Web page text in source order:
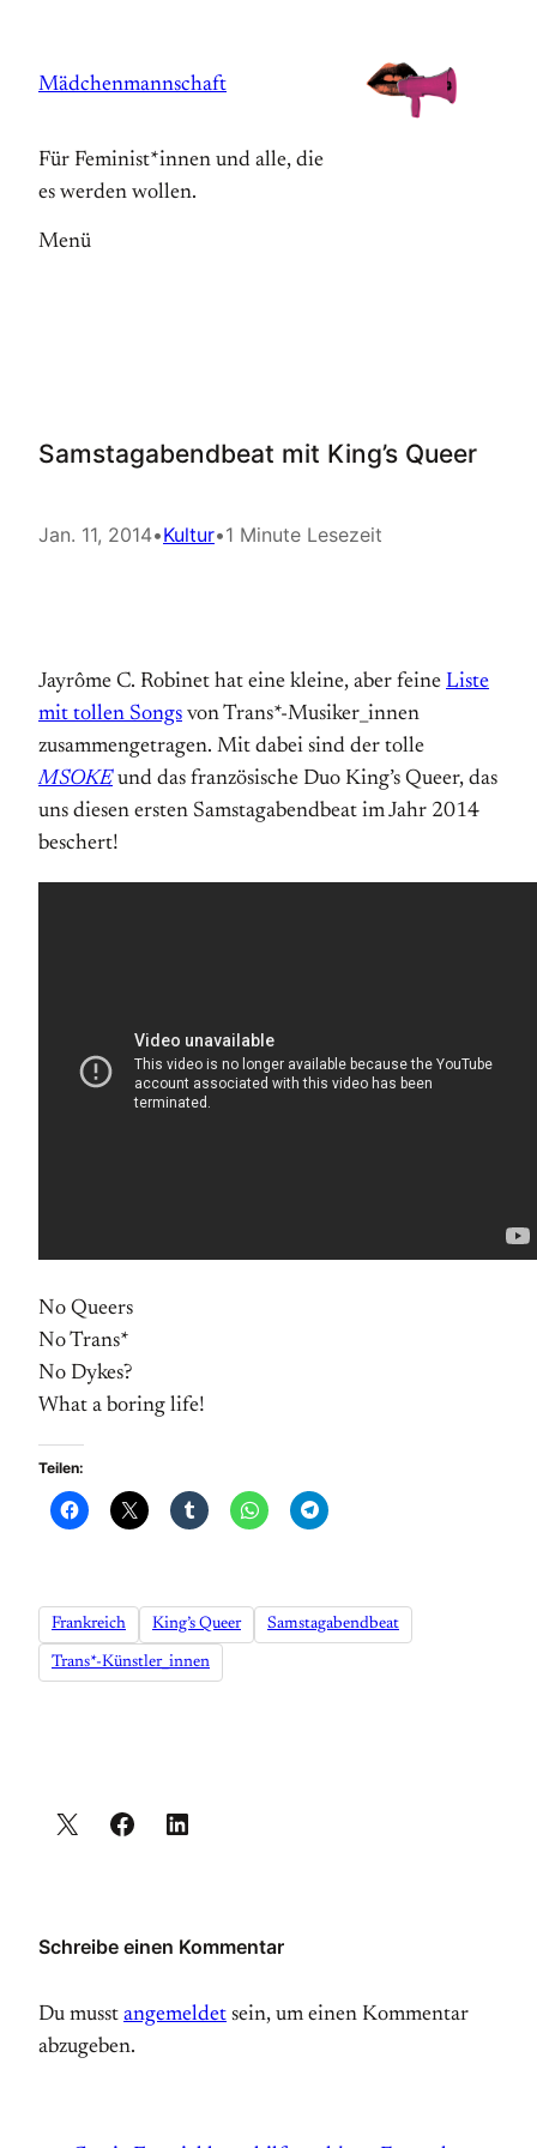
springen
Mädchenmannschaft
Für Feminist*innen und alle, die
es werden wollen.
Menü
Samstagabendbeat mit King’s Queer
Jan. 11, 2014•Kultur•1 Minute Lesezeit
Jayrôme C. Robinet hat eine kleine, aber feine Liste
mit tollen Songs von Trans*-Musiker_innen
zusammengetragen. Mit dabei sind der tolle
MSOKEund das französische Duo King’s Queer, das
uns diesen ersten Samstagabendbeat im Jahr 2014
beschert!
No Queers
No Trans*
No Dykes?
What a boring life!
Teilen:
Frankreich King’s Queer Samstagabendbeat
Trans*-Künstler_innen
Schreibe einen Kommentar
Du musst angemeldet sein, um einen Kommentar
abzugeben.